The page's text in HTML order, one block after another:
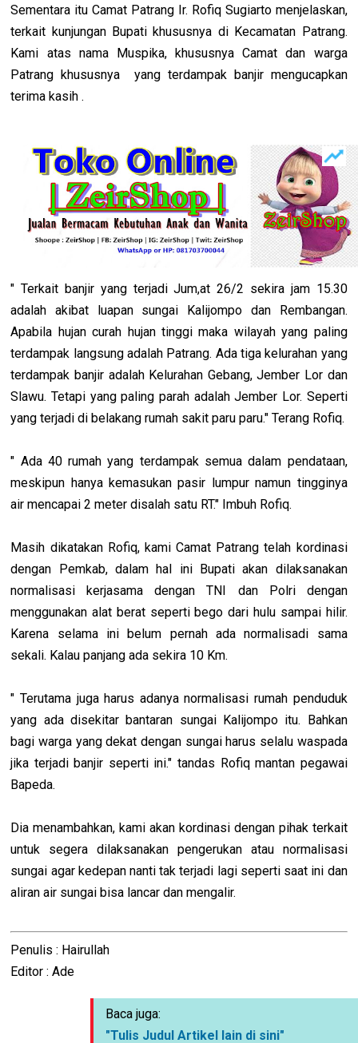
Sementara itu Camat Patrang Ir. Rofiq Sugiarto menjelaskan,
terkait kunjungan Bupati khususnya di Kecamatan Patrang.
Kami atas nama Muspika, khususnya Camat dan warga
Patrang khususnya yang terdampak banjir mengucapkan
terima kasih .
" Terkait banjir yang terjadi Jum,at 26/2 sekira jam 15.30
adalah akibat luapan sungai Kalijompo dan Rembangan.
Apabila hujan curah hujan tinggi maka wilayah yang paling
terdampak langsung adalah Patrang. Ada tiga kelurahan yang
terdampak banjir adalah Kelurahan Gebang, Jember Lor dan
Slawu. Tetapi yang paling parah adalah Jember Lor. Seperti
yang terjadi di belakang rumah sakit paru paru." Terang Rofiq.
" Ada 40 rumah yang terdampak semua dalam pendataan,
meskipun hanya kemasukan pasir lumpur namun tingginya
air mencapai 2 meter disalah satu RT." Imbuh Rofiq.
Masih dikatakan Rofiq, kami Camat Patrang telah kordinasi
dengan Pemkab, dalam hal ini Bupati akan dilaksanakan
normalisasi kerjasama dengan TNI dan Polri dengan
menggunakan alat berat seperti bego dari hulu sampai hilir.
Karena selama ini belum pernah ada normalisadi sama
sekali. Kalau panjang ada sekira 10 Km.
" Terutama juga harus adanya normalisasi rumah penduduk
yang ada disekitar bantaran sungai Kalijompo itu. Bahkan
bagi warga yang dekat dengan sungai harus selalu waspada
jika terjadi banjir seperti ini." tandas Rofiq mantan pegawai
Bapeda.
Dia menambahkan, kami akan kordinasi dengan pihak terkait
untuk segera dilaksanakan pengerukan atau normalisasi
sungai agar kedepan nanti tak terjadi lagi seperti saat ini dan
aliran air sungai bisa lancar dan mengalir.
Penulis : Hairullah
Editor : Ade
Baca juga:
"Tulis Judul Artikel lain di sini"